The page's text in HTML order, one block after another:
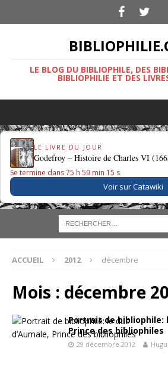
LE BLOG DU BIBLIOPHILE, DES
BIBLIOPHILIE ET DES
LE LIVRE DU JOUR
Godefroy – Histoire de Charles VI
Se termine dans 75 h 59 min 15 s
Voir sur Catawiki
ACCUEIL 2012 décembre
Mois : décembre
Portrait de bibliophile:
Prince des bibliophiles
29 décembre 2012